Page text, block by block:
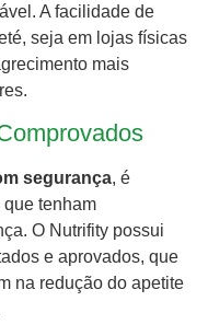
A facilidade de
seja em lojas físicas
mais
segurança, é
tenham
O Nutrifity possui
e aprovados, que
na redução do apetite